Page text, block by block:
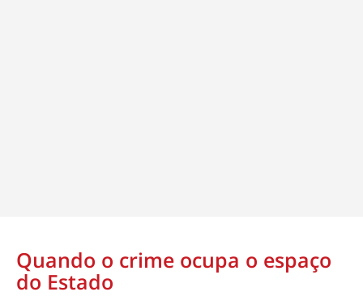
Quando o crime ocupa o espaço
do Estado